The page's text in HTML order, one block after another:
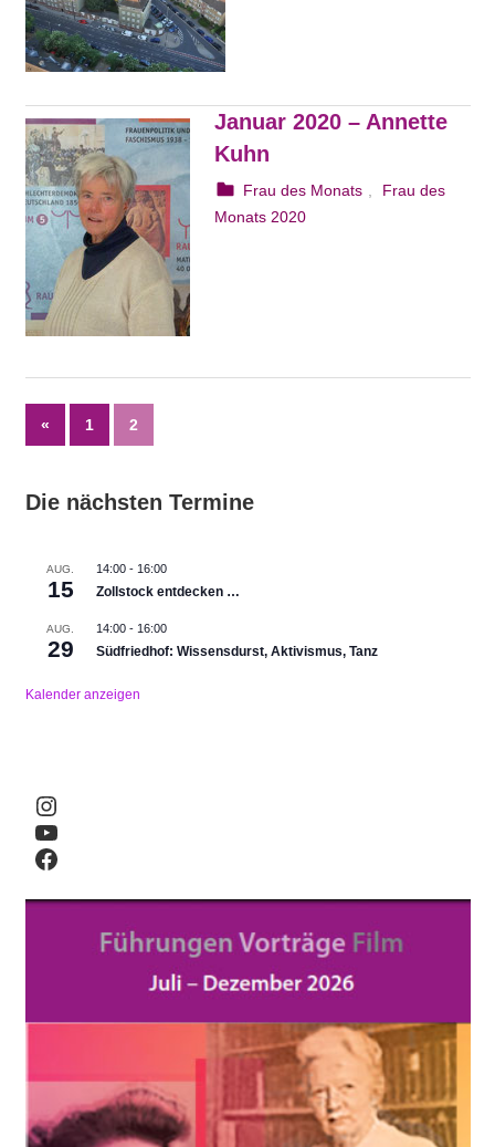
Januar 2020 – Annette
Kuhn
1. Januar 2020
webmam
Frau des Monats
Frau des
Monats 2020
Seitennummerierung
Beiträge
«Vorherige
Beiträge
1 2
Die nächsten Termine
AUG.
15
14:00- 16:00
Zollstock entdecken …
AUG.
29
14:00- 16:00
Südfriedhof: Wissensdurst, Aktivismus, Tanz
Kalender anzeigen
Instagram
YouTube
Facebook